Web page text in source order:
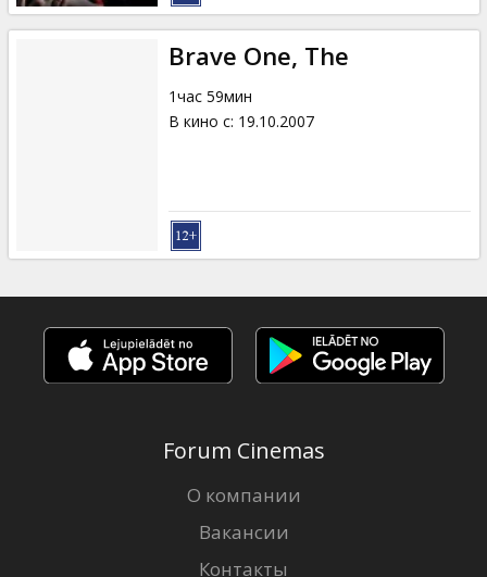
Brave One, The
1час 59мин
В кино с: 19.10.2007
Forum Cinemas
О компании
Вакансии
Контакты